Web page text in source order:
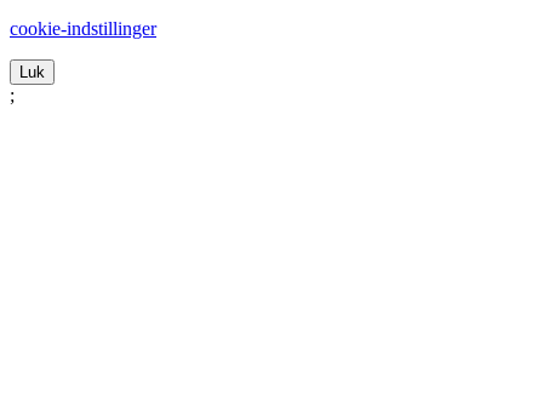
cookie-indstillinger
Luk
;